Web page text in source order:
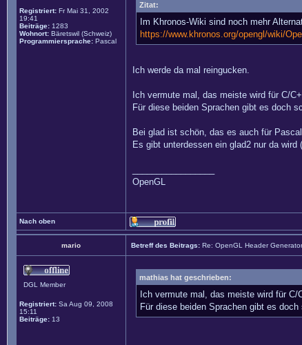
Registriert: Fr Mai 31, 2002
19:41
Beiträge: 1283
Wohnort: Bäretswil (Schweiz)
Programmiersprache: Pascal
Zitat:
Im Khronos-Wiki sind noch mehr
https://www.khronos.org/opengl/wiki/
Ich werde da mal reingucken.
Ich vermute mal, das meiste wird für C/
Für diese beiden Sprachen gibt es doch
Bei glad ist schön, das es auch für
Es gibt unterdessen ein glad2 nur da
OpenGL
Nach oben
mario Betreff des Beitrags: Re: OpenGL Header Generator
DGL Member
Registriert: Sa Aug 09, 2008
15:11
Beiträge: 13
mathias hat geschrieben:
Ich vermute mal, das meiste wird für
Für diese beiden Sprachen gibt es doch